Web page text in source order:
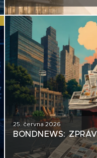
25. června 2026
BONDNEWS: